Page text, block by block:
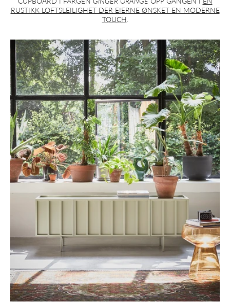
RUSTIKK LOFTSLEILIGHET DER EIERNE ØNSKET EN MODERNE
TOUCH